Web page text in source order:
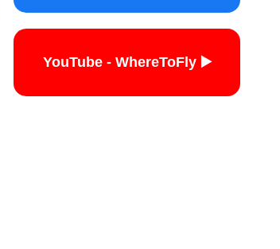
▶️ YouTube - WhereToFly